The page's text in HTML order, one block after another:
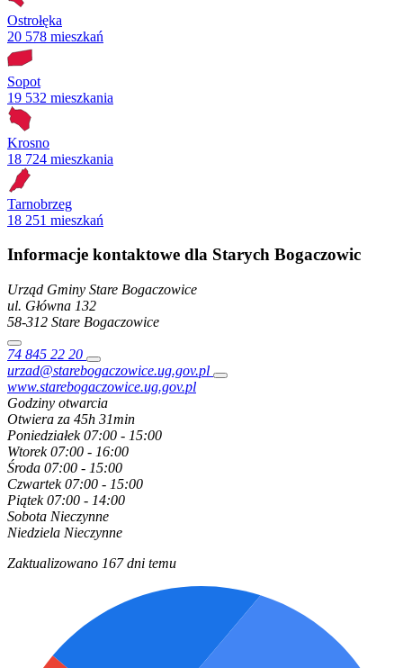
Ostrołęka
20 578 mieszkań
Sopot
19 532 mieszkania
Krosno
18 724 mieszkania
Tarnobrzeg
18 251 mieszkań
Informacje kontaktowe dla Starych Bogaczowic
Urząd Gminy Stare Bogaczowice
ul. Główna 132
58-312 Stare Bogaczowice
74 845 22 20
urzad@starebogaczowice.ug.gov.pl
www.starebogaczowice.ug.gov.pl
Godziny otwarcia
Otwiera za 45h 31min
Poniedziałek 07:00 - 15:00
Wtorek 07:00 - 16:00
Środa 07:00 - 15:00
Czwartek 07:00 - 15:00
Piątek 07:00 - 14:00
Sobota Nieczynne
Niedziela Nieczynne
Zaktualizowano 167 dni temu